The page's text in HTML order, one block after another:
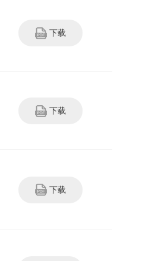
下载
下载
下载